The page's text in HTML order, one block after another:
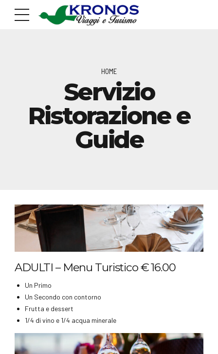
HOME
Servizio
Ristorazione e
Guide
ADULTI – Menu Turistico € 16.00
Un Primo
Un Secondo con contorno
Frutta e dessert
1/4 di vino e 1/4 acqua minerale